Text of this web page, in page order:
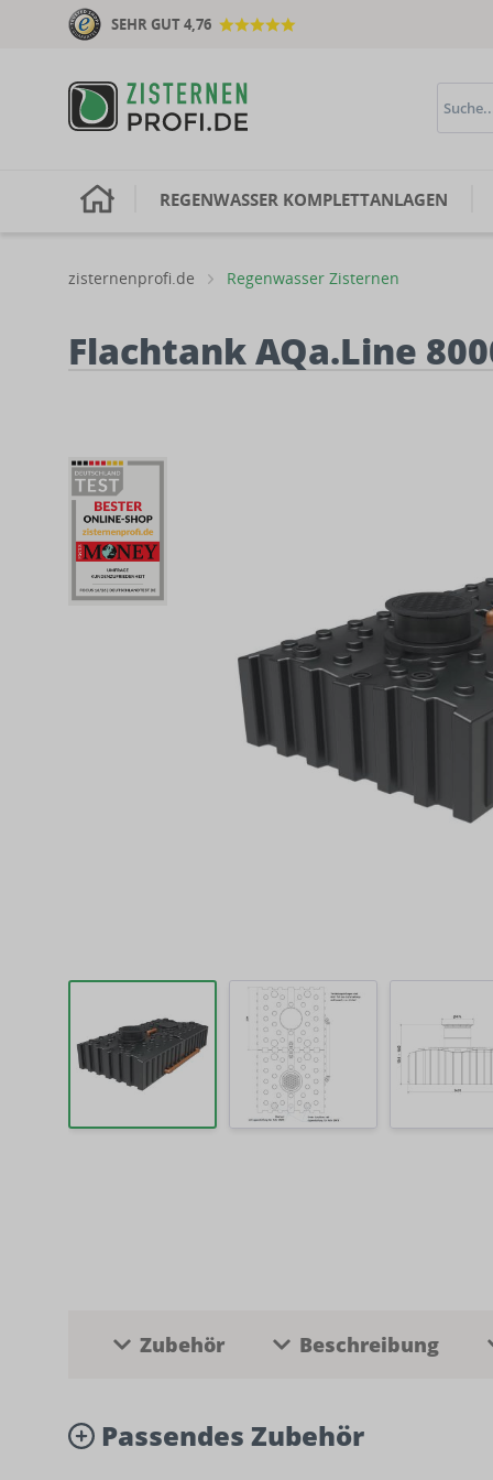
SEHR GUT 4,76
H REGENWASSER KOMPLETTANLAGEN
zisternenprofi.de Regenwasser Zisternen
Flachtank AQa.Line
Zubehör Beschreibung
Passendes Zubehör